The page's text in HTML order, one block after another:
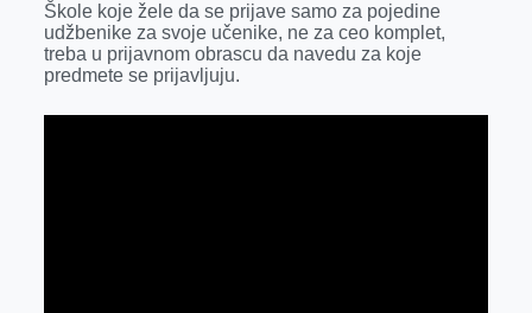
Škole koje žele da se prijave samo za pojedine
udžbenike za svoje učenike, ne za ceo komplet,
treba u prijavnom obrascu da navedu za koje
predmete se prijavljuju.